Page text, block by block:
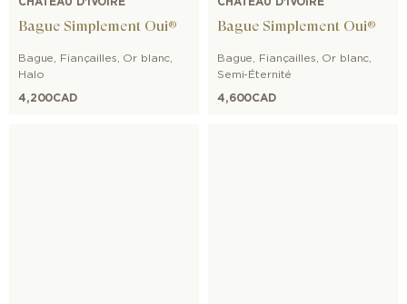
Bague Simplement Oui®
Bague Fiançailles Or blanc
Halo
4,200CAD
Bague Simplement Oui®
Bague Fiançailles Or blanc
Semi-Éternité
4,600CAD